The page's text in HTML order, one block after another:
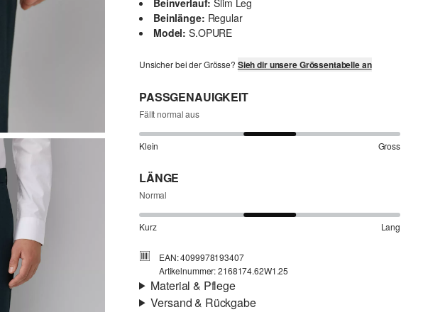
Beinverlauf: Slim Leg
Beinlänge: Regular
Model: S.OPURE
Unsicher bei der Grösse? Sieh dir unsere Grössentabelle an
PASSGENAUIGKEIT
Fällt normal aus
Klein Gross
LÄNGE
Normal
Kurz Lang
EAN: 4099978193407
Artikelnummer: 2168174.62W1.25
Material & Pflege
Versand & Rückgabe